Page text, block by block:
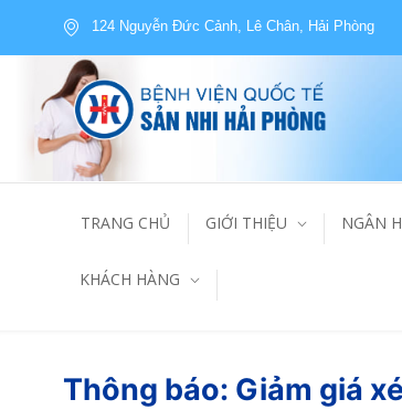
124 Nguyễn Đức Cảnh, Lê Chân, Hải Phòng
TRANG CHỦ GIỚI THIỆU NGÂN
KHÁCH HÀNG
Thông báo: Giảm giá